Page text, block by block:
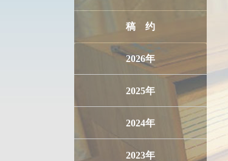
稿 约
2026年
2025年
2024年
2023年